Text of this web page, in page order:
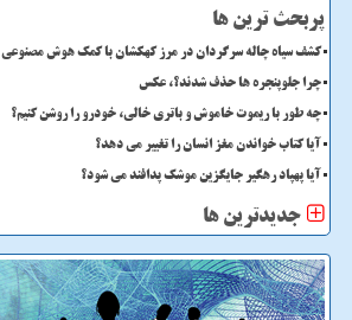
پربحث ترین ها
کشف سیاه چاله سرگردان در مرز کهکشان با کمک هوش مصنوعی
چرا جلوپنجره ها حذف شدند؟، عکس
چه طور با ریموت خاموش و باتری خالی، خودرو را روشن کنیم؟
آیا کتاب خواندن مغز انسان را تغییر می دهد؟
آیا پهپاد رهگیر جایگزین موشک پدافند می شود؟
جدیدترین ها